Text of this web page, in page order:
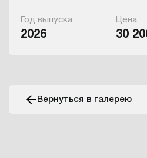
Год выпуска
2026
Цена
30
Вернуться в галерею